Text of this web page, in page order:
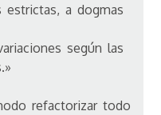
a dogmas
según las
refactorizar todo